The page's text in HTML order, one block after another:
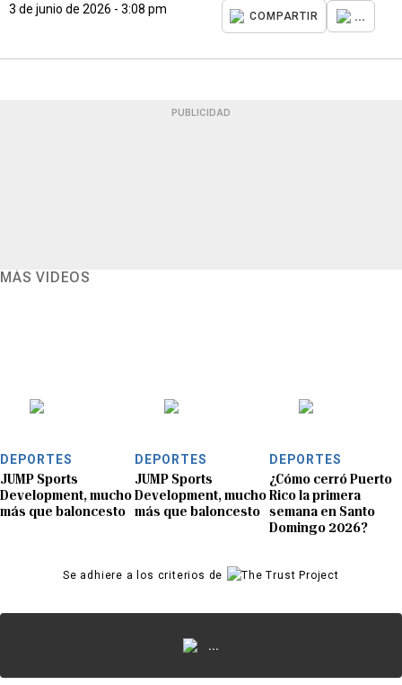
3 de junio de 2026 - 3:08 pm
COMPARTIR ...
PUBLICIDAD
MÁS VIDEOS
DEPORTES
JUMP Sports
Development, mucho
más que baloncesto
DEPORTES
JUMP Sports
Development, mucho
más que baloncesto
DEPORTES
¿Cómo cerró Puerto
Rico la primera
semana en Santo
Domingo 2026?
Se adhiere a los criterios de
...